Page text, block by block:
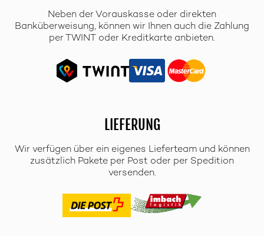
Neben der Vorauskasse oder direkten
Banküberweisung, können wir Ihnen auch die Zahlung
per TWINT oder Kreditkarte anbieten.
LIEFERUNG
Wir verfügen über ein eigenes Lieferteam und können
zusätzlich Pakete per Post oder per Spedition
versenden.